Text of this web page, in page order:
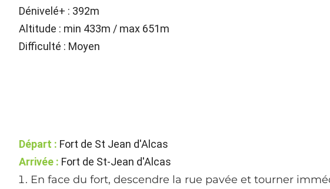
Dénivelé+ : 392m
Altitude : min 433m / max 651m
Difficulté : Moyen
Départ : Fort de St Jean d'Alcas
Arrivée : Fort de St-Jean d'Alcas
En face du fort, descendre la rue pavée et tourner